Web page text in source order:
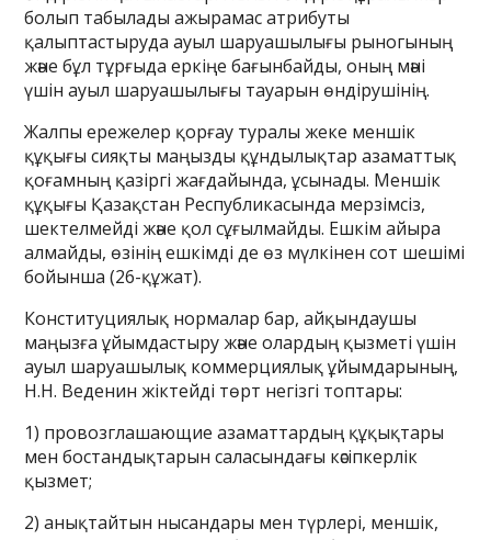
болып табылады ажырамас атрибуты
қалыптастыруда ауыл шаруашылығы рыногының
және бұл тұрғыда еркіңе бағынбайды, оның мәні
үшін ауыл шаруашылығы тауарын өндірушінің.
Жалпы ережелер қорғау туралы жеке меншік
құқығы сияқты маңызды құндылықтар азаматтық
қоғамның қазіргі жағдайында, ұсынады. Меншік
құқығы Қазақстан Республикасында мерзімсіз,
шектелмейді және қол сұғылмайды. Ешкім айыра
алмайды, өзінің ешкімді де өз мүлкінен сот шешімі
бойынша (26-құжат).
Конституциялық нормалар бар, айқындаушы
маңызға ұйымдастыру және олардың қызметі үшін
ауыл шаруашылық коммерциялық ұйымдарының,
Н.Н. Веденин жіктейді төрт негізгі топтары:
1) провозглашающие азаматтардың құқықтары
мен бостандықтарын саласындағы кәсіпкерлік
қызмет;
2) анықтайтын нысандары мен түрлері, меншік,